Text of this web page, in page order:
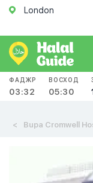
London
ФАДЖР
03:32
ВОСХОД
05:30
Bupa Cromwell